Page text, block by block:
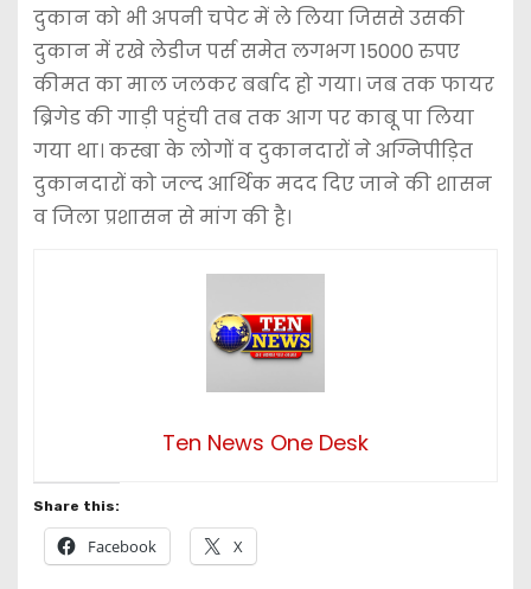
दुकान को भी अपनी चपेट में ले लिया जिससे उसकी
दुकान में रखे लेडीज पर्स समेत लगभग 15000 रुपए
कीमत का माल जलकर बर्बाद हो गया। जब तक फायर
ब्रिगेड की गाड़ी पहुंची तब तक आग पर काबू पा लिया
गया था। कस्बा के लोगों व दुकानदारों ने अग्निपीड़ित
दुकानदारों को जल्द आर्थिक मदद दिए जाने की शासन
व जिला प्रशासन से मांग की है।
Ten News One Desk
Share this:
Facebook X